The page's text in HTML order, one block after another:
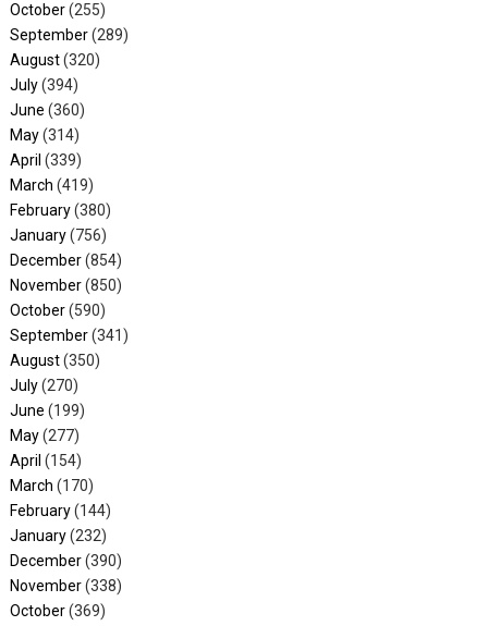
October(255)
September(289)
August(320)
July(394)
June (360)
May(314)
April (339)
March (419)
February(380)
January(756)
December(854)
November(850)
October(590)
September(341)
August(350)
July(270)
June (199)
May(277)
April (154)
March (170)
February(144)
January(232)
December(390)
November(338)
October(369)